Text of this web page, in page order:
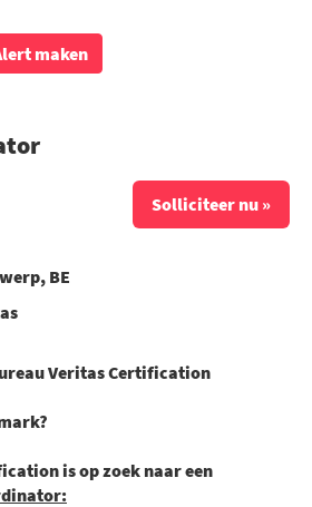
maken
Solliciteer nu »
BE
Veritas Certification
is op zoek naar een